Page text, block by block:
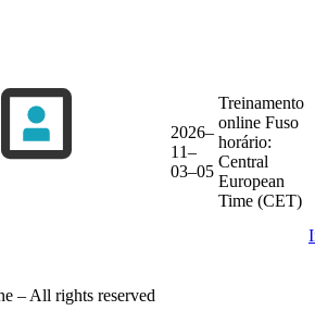
2026–
11–
03–05
Treinamento
online Fuso
horário:
Central
European
Time (CET)
– All rights reserved